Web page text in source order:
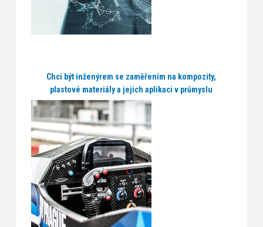
Chci být inženýrem se zaměřením na kompozity,
plastové materiály a jejich aplikaci v průmyslu